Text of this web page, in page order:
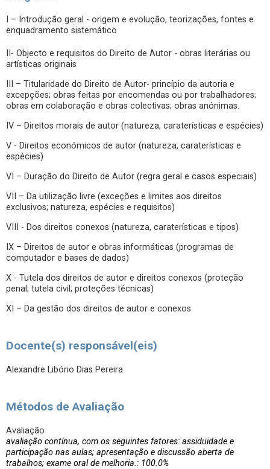
I – Introdução geral - origem e evolução, teorizações, fontes e
enquadramento sistemático
II- Objecto e requisitos do Direito de Autor - obras literárias ou
artísticas originais
III – Titularidade do Direito de Autor- princípio da autoria e
excepções; obras feitas por encomendas ou por trabalhadores;
obras em colaboração e obras colectivas; obras anónimas.
IV – Direitos morais de autor (natureza, caraterísticas e espécies)
V - Direitos económicos de autor (natureza, caraterísticas e
espécies)
VI – Duração do Direito de Autor (regra geral e casos especiais)
VII – Da utilização livre (exceções e limites aos direitos
exclusivos; natureza, espécies e requisitos)
VIII - Dos direitos conexos (natureza, caraterísticas e tipos)
IX – Direitos de autor e obras informáticas (programas de
computador e bases de dados)
X - Tutela dos direitos de autor e direitos conexos (proteção
penal; tutela civil; proteções técnicas)
XI – Da gestão dos direitos de autor e conexos
Docente(s) responsável(eis)
Alexandre Libório Dias Pereira
Métodos de Avaliação
Avaliação
avaliação contínua, com os seguintes fatores: assiduidade e
participação nas aulas; apresentação e discussão aberta de
trabalhos; exame oral de melhoria.: 100.0%